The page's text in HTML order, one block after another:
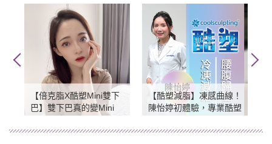
【倍克脂X酷塑Mini雙下
巴】雙下巴真的變Mini
【酷塑減脂】凍感曲線！
陳怡婷初體驗，專業酷塑